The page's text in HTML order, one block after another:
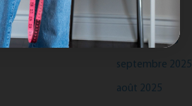
janvier 2026
octobre 2025
septembre 2025
août 2025